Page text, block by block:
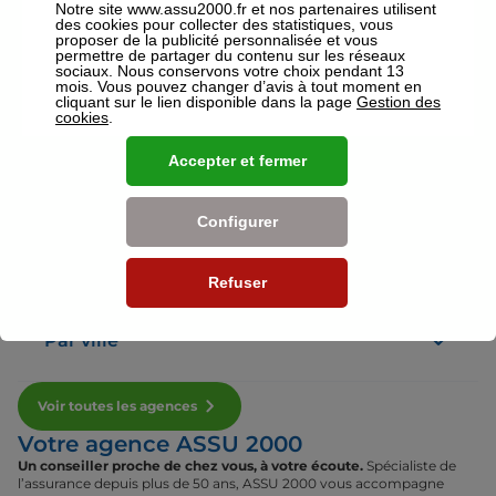
Voir plus
Nos établissements
Par région
Par département
Par ville
Voir toutes les agences
Votre agence ASSU 2000
Un conseiller proche de chez vous, à votre écoute. Spécialiste de
l’assurance depuis plus de 50 ans, ASSU 2000 vous accompagne
Notre site www.assu2000.fr et nos partenaires utilisent
des cookies pour collecter des statistiques, vous
proposer de la publicité personnalisée et vous
permettre de partager du contenu sur les réseaux
sociaux. Nous conservons votre choix pendant 13
mois. Vous pouvez changer d’avis à tout moment en
cliquant sur le lien disponible dans la page Gestion des
cookies
Refuser
Configurer
Accepter et fermer